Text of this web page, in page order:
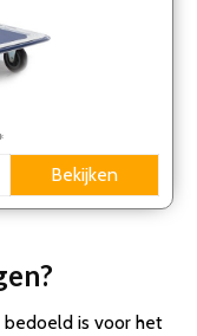
Bekijken
is voor het